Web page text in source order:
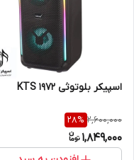
اسپیکر بلوتوثی KTS 1972
2,600,000
28%
1,849,000